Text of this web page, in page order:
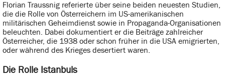
Florian Traussnig referierte über seine beiden neuesten Studien,
die die Rolle von Österreichern im US-amerikanischen
militärischen Geheimdienst sowie in Propaganda-Organisationen
beleuchten. Dabei dokumentiert er die Beiträge zahlreicher
Österreicher, die 1938 oder schon früher in die USA emigrierten,
oder während des Krieges desertiert waren.
Die Rolle Istanbuls